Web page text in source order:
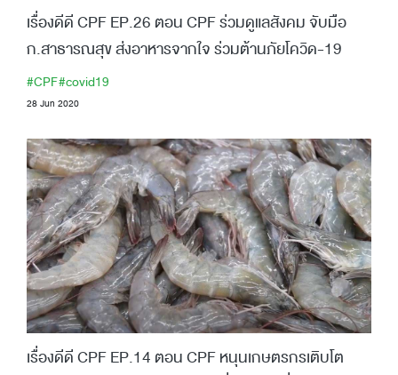
เรื่องดีดี CPF EP.26 ตอน CPF ร่วมดูแลสังคม จับมือ
ก.สาธารณสุข ส่งอาหารจากใจ ร่วมต้านภัยโควิด-19
#CPF#covid19
28 Jun 2020
เรื่องดีดี CPF EP.14 ตอน CPF หนุนเกษตรกรเติบโต